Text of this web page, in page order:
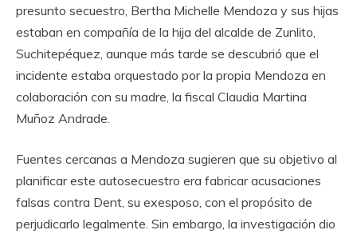
presunto secuestro, Bertha Michelle Mendoza y sus hijas
estaban en compañía de la hija del alcalde de Zunlito,
Suchitepéquez, aunque más tarde se descubrió que el
incidente estaba orquestado por la propia Mendoza en
colaboración con su madre, la fiscal Claudia Martina
Muñoz Andrade.
Fuentes cercanas a Mendoza sugieren que su objetivo al
planificar este autosecuestro era fabricar acusaciones
falsas contra Dent, su exesposo, con el propósito de
perjudicarlo legalmente. Sin embargo, la investigación dio